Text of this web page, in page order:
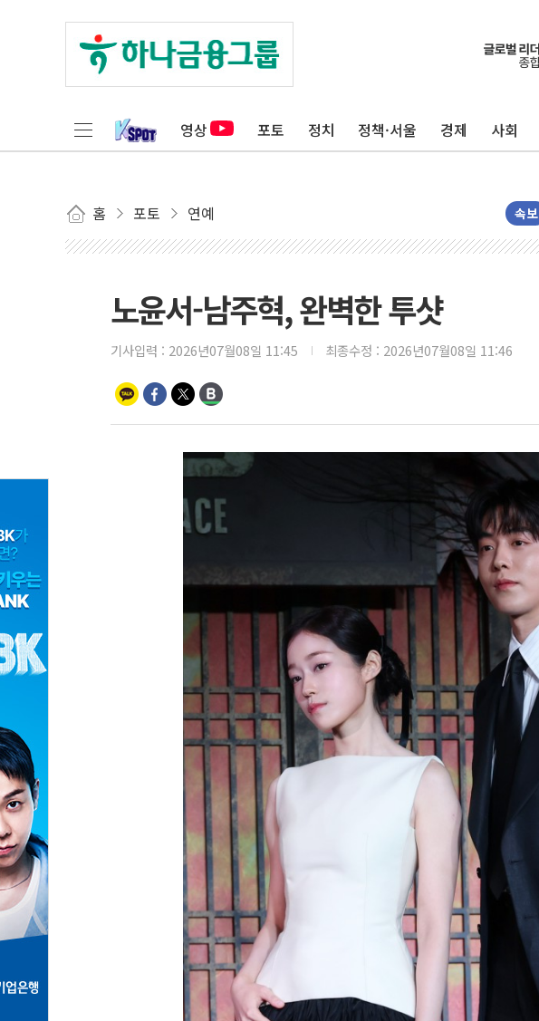
영상 포토 정치 정책·서울 경제 사회
홈 포토 연예 속보
노윤서-남주혁, 완벽한 투샷
기사입력 : 2026년07월08일 11:45 최종수정 : 2026년07월08일 11:46